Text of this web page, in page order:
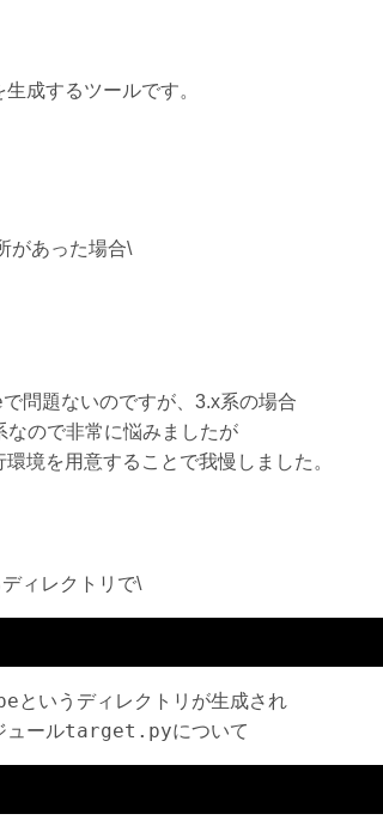
成するツールです。
があった場合\
で問題ないのですが、3.x系の場合
なので非常に悩みましたが
境を用意することで我慢しました。
ィレクトリで\
というディレクトリが生成され
ュールtarget.pyについて